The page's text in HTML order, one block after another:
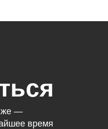
—
время